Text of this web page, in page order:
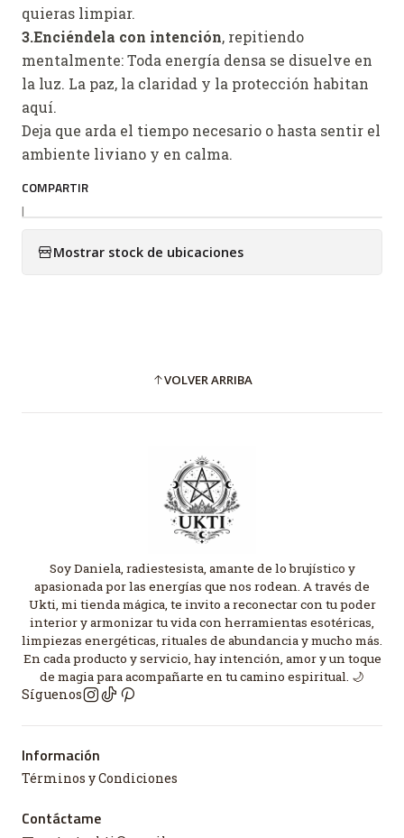
quieras limpiar.
3.Enciéndela con intención, repitiendo
mentalmente: Toda energía densa se disuelve en
la luz. La paz, la claridad y la protección habitan
aquí.
Deja que arda el tiempo necesario o hasta sentir el
ambiente liviano y en calma.
COMPARTIR
|
Mostrar stock de ubicaciones
VOLVER ARRIBA
Soy Daniela, radiestesista, amante de lo brujístico y
apasionada por las energías que nos rodean. A través de
Ukti, mi tienda mágica, te invito a reconectar con tu poder
interior y armonizar tu vida con herramientas esotéricas,
limpiezas energéticas, rituales de abundancia y mucho más.
En cada producto y servicio, hay intención, amor y un toque
de magia para acompañarte en tu camino espiritual. 🌙
Síguenos
Información
Términos y Condiciones
Contáctame